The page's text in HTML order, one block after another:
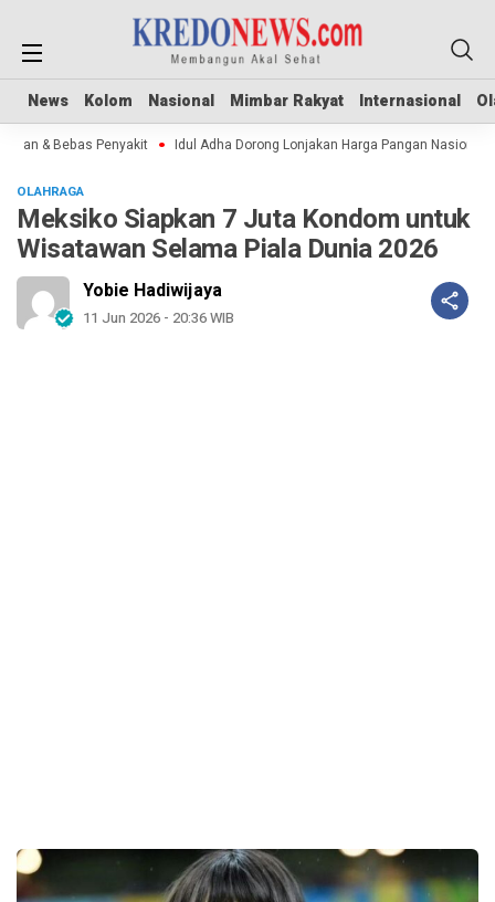
News Kolom Nasional Mimbar Rakyat Internasional
News Kolom Nasional Mimbar Rakyat Internasional
& Bebas Penyakit Idul Adha Dorong Lonjakan Harga Pangan Nasional
OLAHRAGA
Meksiko Siapkan 7 Juta Kondom untuk
Wisatawan Selama Piala Dunia 2026
Yobie Hadiwijaya
11 Jun 2026 - 20:36 WIB